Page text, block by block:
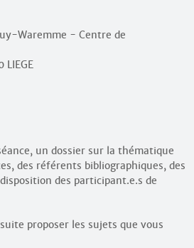
Waremme - Centre de
un dossier sur la thématique
des référents bibliographiques, des
des participant.e.s de
proposer les sujets que vous